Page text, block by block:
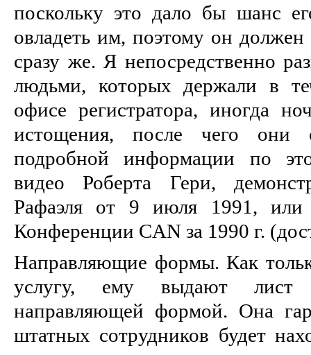
поскольку это дало бы шанс
овладеть им, поэтому он должен
сразу же. Я непосредственно
людьми, которых держали в
офисе регистратора, иногда
истощения, после чего они
подробной информации по
видео Роберта Гери,
Рафаэля от 9 июля 1991, или
Конференции CAN за 1990 г.
Направляющие формы. Как
услугу, ему выдают лист
направляющей формой. Она
штатных сотрудников будет